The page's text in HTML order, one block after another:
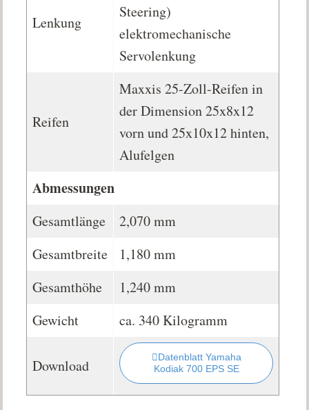
Lenkung
Steering)
elektromechanische
Servolenkung
Reifen
Maxxis 25-Zoll-Reifen in
der Dimension 25x8x12
vorn und 25x10x12 hinten,
Alufelgen
Abmessungen
Gesamtlänge
2,070 mm
Gesamtbreite
1,180 mm
Gesamthöhe
1,240 mm
Gewicht
ca. 340 Kilogramm
Download
Datenblatt Yamaha
Kodiak 700 EPS SE